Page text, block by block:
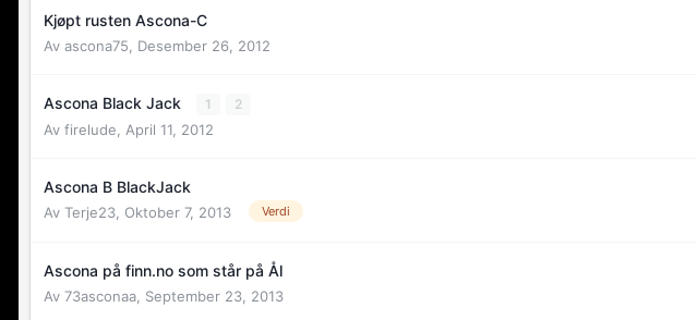
Kjøpt rusten Ascona-C
Av ascona75 Desember 26, 2012
Ascona Black Jack 1 2
Av firelude April 11, 2012
Ascona B BlackJack
Av Terje23 Oktober 7, 2013 Verdi
Ascona på finn.no som står på Ål
Av 73asconaa September 23, 2013